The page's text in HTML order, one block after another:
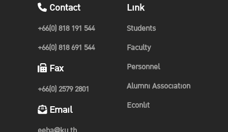
Contact
+66(0) 818 191 544
+66(0) 818 691 544
Fax
+66(0) 2579 2801
Email
Link
Students
Faculty
Personnel
Alumni Association
Econlit